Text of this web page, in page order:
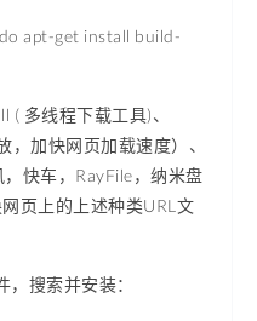
apt-get install build-
多线程下载工具)、
加快网页加载速度）、
快车，RayFile，纳米盘
页上的上述种类URL文
搜索并安装：